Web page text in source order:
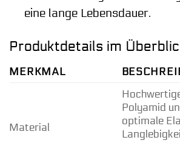
eine lange Lebensdauer.
Produktdetails im
MERKMAL
Material
Polyamid
optimale